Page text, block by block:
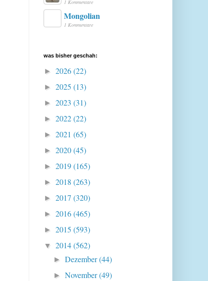
1 Kommentare
Mongolian
1 Kommentare
was bisher geschah:
► 2026(22)
► 2025 (13)
► 2023 (31)
► 2022(22)
► 2021 (65)
► 2020(45)
► 2019(165)
► 2018 (263)
► 2017 (320)
► 2016(465)
► 2015 (593)
▼ 2014(562)
►Dezember(44)
►November(49)